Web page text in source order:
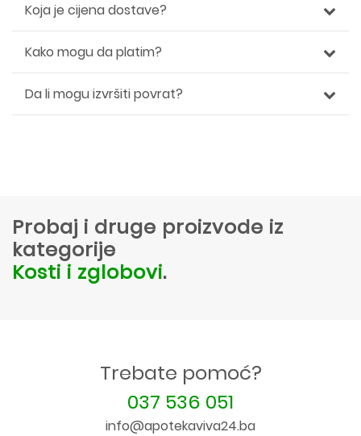
Koja je cijena dostave?
Kako mogu da platim?
Da li mogu izvršiti povrat?
Probaj i druge proizvode iz
kategorije
Kosti i zglobovi.
Trebate pomoć?
037 536 051
info@apotekaviva24.ba